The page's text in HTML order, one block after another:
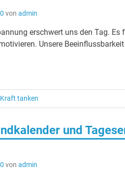
von admin
erschwert uns den Tag.
Unsere
tanken
und
von admin